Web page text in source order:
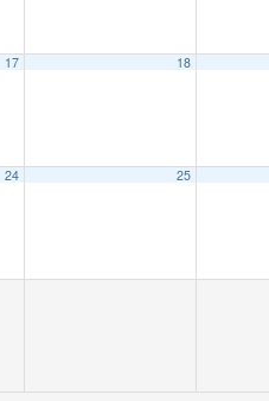
17 18
24 25